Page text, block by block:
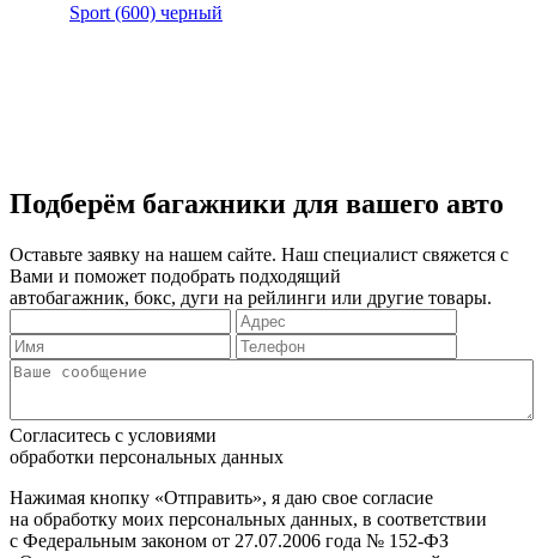
Sport (600) черный
Подберём багажники для вашего авто
Оставьте заявку на нашем сайте. Наш специалист свяжется с
Вами и поможет подобрать подходящий
автобагажник, бокс, дуги на рейлинги или другие товары.
Согласитесь с условиями
обработки персональных данных
Нажимая кнопку «Отправить», я даю свое согласие
на обработку моих персональных данных, в соответствии
с Федеральным законом от 27.07.2006 года № 152-ФЗ